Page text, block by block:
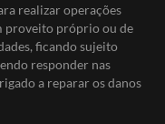
realizar operações
proveito próprio ou de
ficando sujeito
responder nas
a reparar os danos